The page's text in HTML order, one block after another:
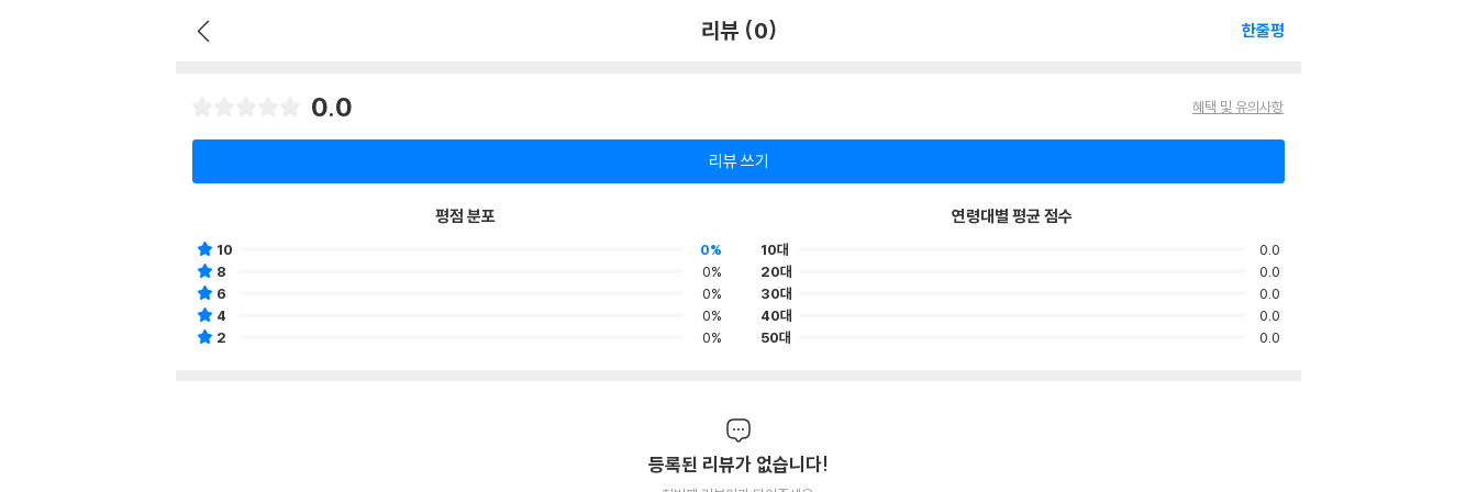
리뷰 (0) 한줄평
0.0 혜택 및 유의사항
리뷰 쓰기
평점 분포
10
0%
8
0%
6
0%
4
0%
2
0%
연령대별 평균 점수
10대
0.0
20대
0.0
30대
0.0
40대
0.0
50대
0.0
등록된 리뷰가 없습니다!